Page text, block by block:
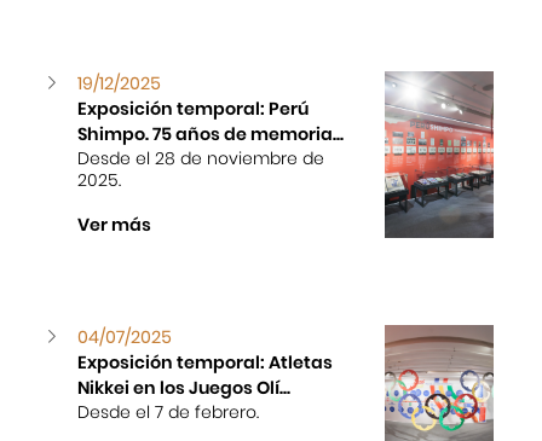
19/12/2025
Exposición temporal: Perú
Shimpo. 75 años de memoria...
Desde el 28 de noviembre de
2025.
Ver más
04/07/2025
Exposición temporal: Atletas
Nikkei en los Juegos Olí...
Desde el 7 de febrero.